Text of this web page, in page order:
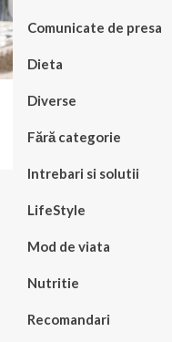
Comunicate de presa
Dieta
Diverse
Fără categorie
Intrebari si solutii
LifeStyle
Mod de viata
Nutritie
Recomandari